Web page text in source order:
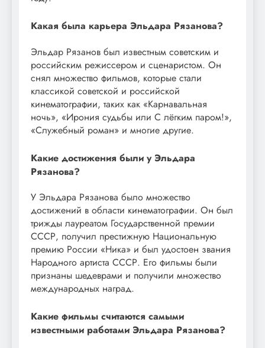
Какая была карьера Эльдара Рязанова?
Эльдар Рязанов был известным советским и
российским режиссером и сценаристом. Он
снял множество фильмов, которые стали
классикой советской и российской
кинематографии, таких как «Карнавальная
ночь», «Ирония судьбы или С лёгким паром!»,
«Служебный роман» и многие другие.
Какие достижения были у Эльдара
Рязанова?
У Эльдара Рязанова было множество
достижений в области кинематографии. Он был
трижды лауреатом Государственной премии
СССР, получил престижную Национальную
премию России «Ника» и был удостоен звания
Народного артиста СССР. Его фильмы были
признаны шедеврами и получили множество
международных наград.
Какие фильмы считаются самыми
известными работами Эльдара Рязанова?